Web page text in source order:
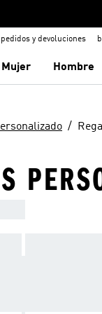
pedidos y devoluciones
Mujer Hombre